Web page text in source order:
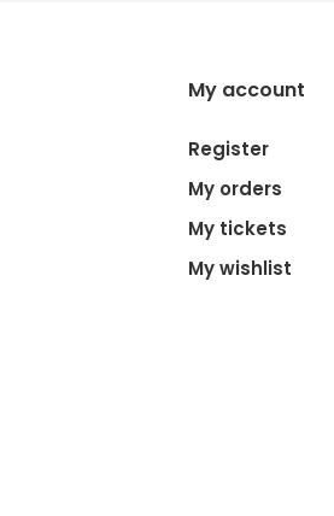
My account
Register
My orders
My tickets
My wishlist